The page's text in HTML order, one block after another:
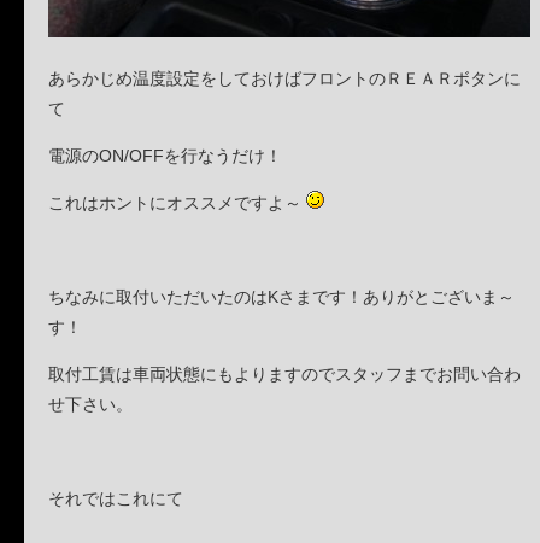
あらかじめ温度設定をしておけばフロントのＲＥＡＲボタンに
て
電源のON/OFFを行なうだけ！
これはホントにオススメですよ～
ちなみに取付いただいたのはKさまです！ありがとございま～
す！
取付工賃は車両状態にもよりますのでスタッフまでお問い合わ
せ下さい。
それではこれにて